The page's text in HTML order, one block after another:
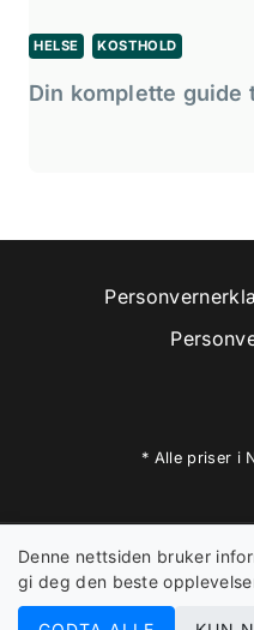
HELSE KOSTHOLD
Din komplette guide
* Alle priser i
Denne nettsiden bruker
gi deg den beste